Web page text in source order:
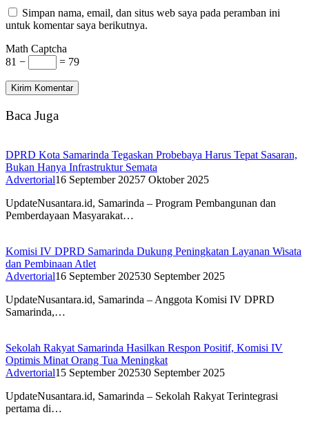
Simpan nama, email, dan situs web saya pada peramban ini
untuk komentar saya berikutnya.
Math Captcha
81 −
= 79
Baca Juga
DPRD Kota Samarinda Tegaskan Probebaya Harus Tepat Sasaran,
Bukan Hanya Infrastruktur Semata
Advertorial16 September 20257 Oktober 2025
UpdateNusantara.id, Samarinda – Program Pembangunan dan
Pemberdayaan Masyarakat…
Komisi IV DPRD Samarinda Dukung Peningkatan Layanan Wisata
dan Pembinaan Atlet
Advertorial16 September 202530 September 2025
UpdateNusantara.id, Samarinda – Anggota Komisi IV DPRD
Samarinda,…
Sekolah Rakyat Samarinda Hasilkan Respon Positif, Komisi IV
Optimis Minat Orang Tua Meningkat
Advertorial15 September 202530 September 2025
UpdateNusantara.id, Samarinda – Sekolah Rakyat Terintegrasi
pertama di…